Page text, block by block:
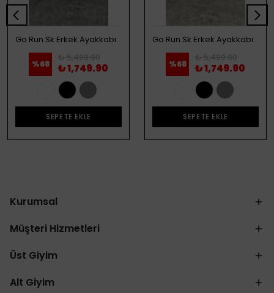
Go Run Sk Erkek Ayakkabı - Beyaz
%68
₺ 5,499.90
₺ 1,749.90
SEPETE EKLE
Go Run Sk Erkek Ayakkabı - Siyah
%68
₺ 5,499.90
₺ 1,749.90
SEPETE EKLE
Kurumsal
Müşteri Hizmetleri
Üst Giyim
Alt Giyim